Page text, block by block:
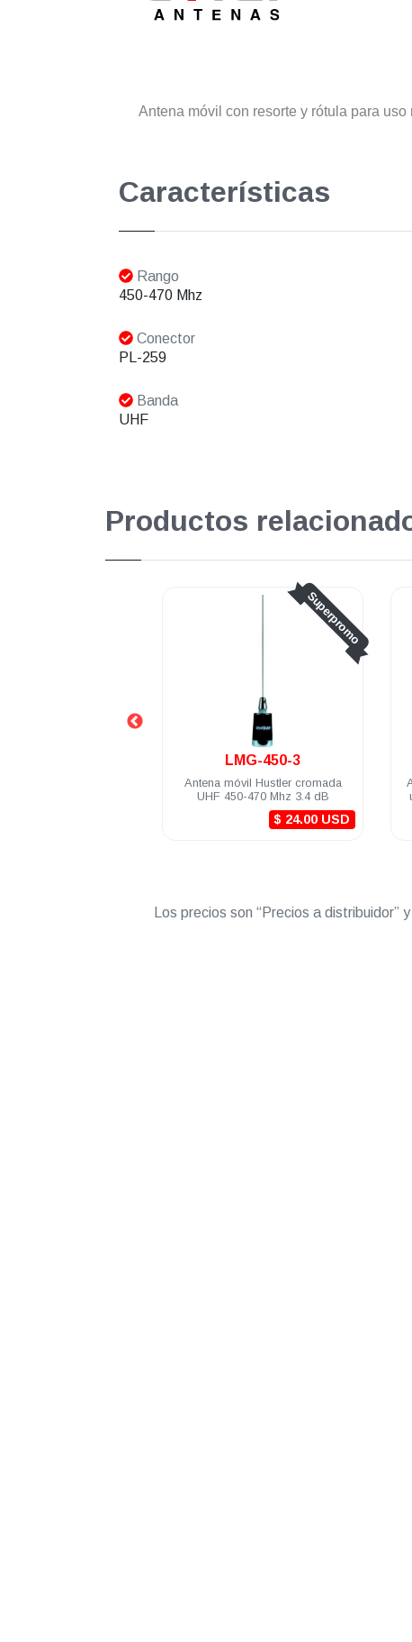
Antena móvil con resorte y rótula para uso
Características
Rango
450-470 Mhz
Conector
PL-259
Banda
UHF
Productos
Superpromo
BBGT150
Antena móvil Hustler con resorte
uso rudo VHF 148-174 Mhz 3.4
dB M-34 RG-58U (5m) PL-259
$ 47.00 USD
Los precios son “Precios a